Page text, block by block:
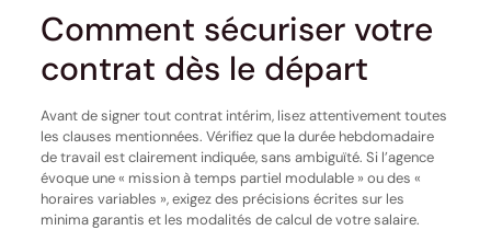
Comment sécuriser votre
contrat dès le départ
Avant de signer tout contrat intérim, lisez attentivement toutes
les clauses mentionnées. Vérifiez que la durée hebdomadaire
de travail est clairement indiquée, sans ambiguïté. Si l’agence
évoque une « mission à temps partiel modulable » ou des «
horaires variables », exigez des précisions écrites sur les
minima garantis et les modalités de calcul de votre salaire.